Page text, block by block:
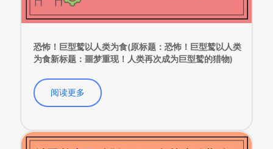
恐怖！巨型鹫以人类为食(原标题：恐怖！巨型鹫以人类
为食新标题：噩梦重现！人类再次成为巨型鹫的猎物)
阅读更多